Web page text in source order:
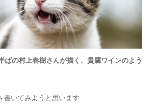
ばの村上春樹さんが描く、貴腐ワインのよう
書いてみようと思います...